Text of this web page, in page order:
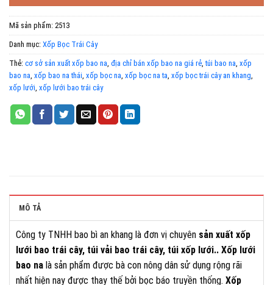
Mã sản phẩm: 2513
Danh mục: Xốp Bọc Trái Cây
Thẻ: cơ sở sản xuất xốp bao na địa chỉ bán xốp bao na giá rẻ ,túi bao na xốp
bao na xốp bao na thái xốp bọc na xốp bọc na ta xốp bọc trái cây an khang
xốp lưới xốp lưới bao trái cây
MÔ TẢ
Công ty TNHH bao bì an khang là đơn vị chuyên sản xuất xốp
lưới bao trái cây, túi vải bao trái cây, túi xốp lưới.. Xốp lưới
bao na là sản phẩm được bà con nông dân sử dụng rộng rãi
nhất hiện nay được thay thế bởi bọc báo truyền thống. Xốp